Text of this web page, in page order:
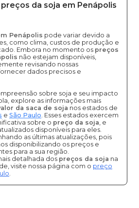
preços da soja em Penápolis
Penápolis pode variar devido a
como clima, custos de produção e
Embora no momento os preços
não estejam disponíveis,
revisando nossas
dados precisos e
sobre soja e seu impacto
explore as informações mais
da saca de soja nos estados de
e São Paulo. Esses estados exercem
sobre o preço da soja, e
disponíveis para eles.
as últimas atualizações, pois
disponibilizando os preços e
para a sua região.
detalhada dos preços da soja na
visite nossa página com o preço
.